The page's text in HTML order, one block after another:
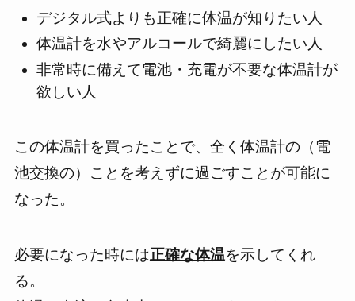
デジタル式よりも正確に体温が知りたい人
体温計を水やアルコールで綺麗にしたい人
非常時に備えて電池・充電が不要な体温計が
欲しい人
この体温計を買ったことで、 全く体温計の（電
池交換の）ことを考えずに過ごすことが可能に
なった。
必要になった時には正確な体温を示してくれ
る。